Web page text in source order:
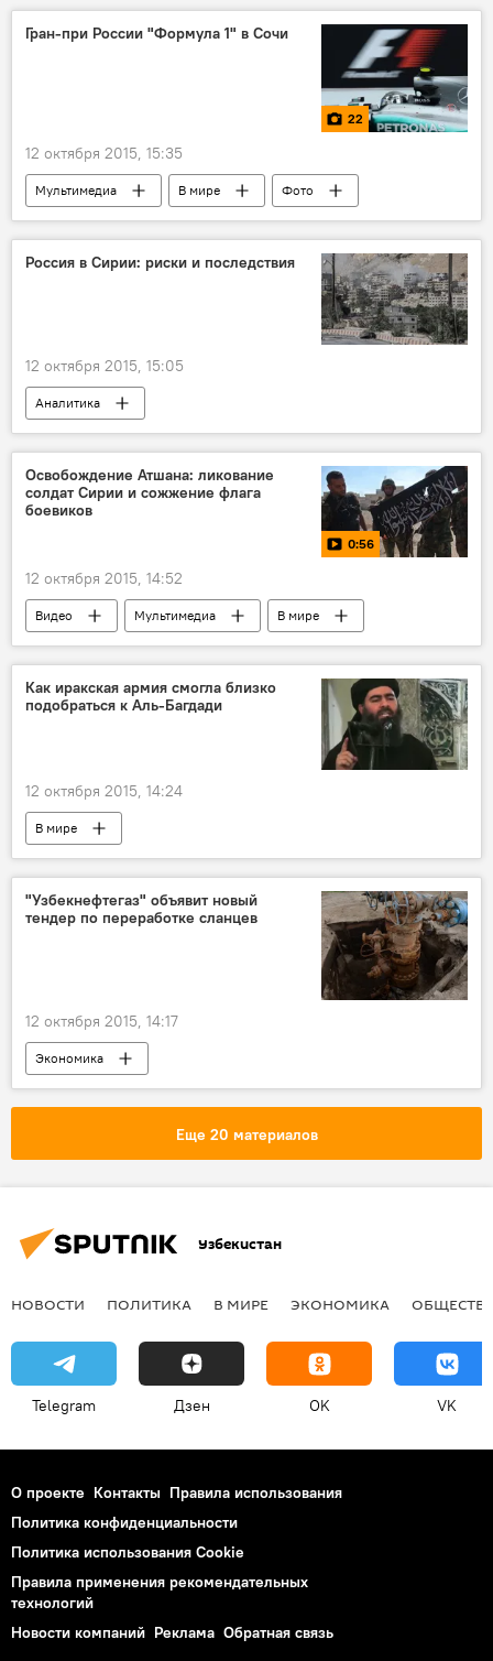
Гран-при России "Формула 1" в Сочи
22
12 октября 2015, 15:35
Мультимедиа В мире Фото
Россия в Сирии: риски и последствия
12 октября 2015, 15:05
Аналитика
Участие РФ в антитеррористической операции в Сирии
Освобождение Атшана: ликование
солдат Сирии и сожжение флага
боевиков
0:56
12 октября 2015, 14:52
Видео Мультимедиа В мире
Как иракская армия смогла близко
подобраться к Аль-Багдади
12 октября 2015, 14:24
В мире
Участие РФ в антитеррористической операции в Сирии
"Узбекнефтегаз" объявит новый
тендер по переработке сланцев
12 октября 2015, 14:17
Экономика
Еще 20 материалов
Узбекистан
НОВОСТИ ПОЛИТИКА В МИРЕ ЭКОНОМИКА
Telegram Дзен OK VK
О проекте Контакты Правила использования
Политика конфиденциальности
Политика использования Cookie
Правила применения рекомендательных
технологий
Новости компаний Реклама Обратная связь